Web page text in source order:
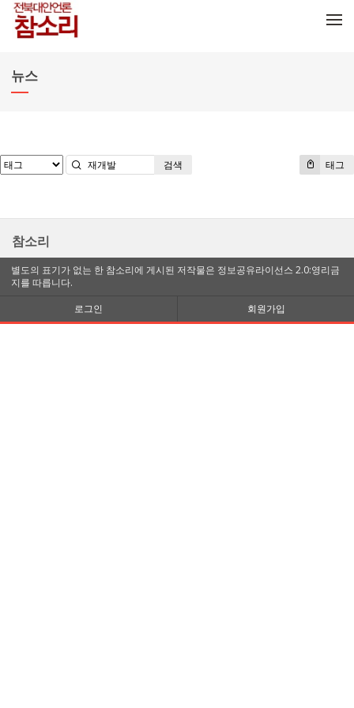
뉴스
태그
검색
참소리
별도의 표기가 없는 한 참소리에 게시된 저작물은 정보공유라이선스 2.0:영리금
지를 따릅니다.
로그인
회원가입